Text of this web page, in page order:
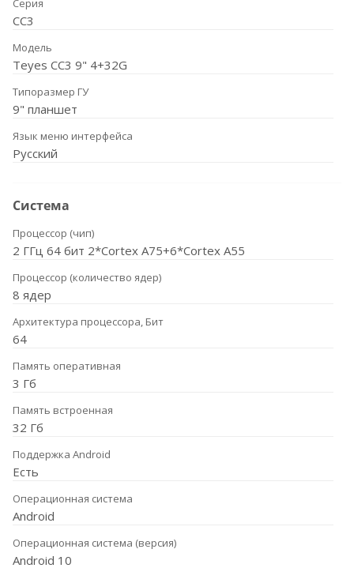
Серия
CC3
Модель
Teyes CC3 9" 4+32G
Типоразмер ГУ
9" планшет
Язык меню интерфейса
Русский
Система
Процессор (чип)
2 ГГц 64 бит 2*Cortex A75+6*Cortex A55
Процессор (количество ядер)
8 ядер
Архитектура процессора, Бит
64
Память оперативная
3 Гб
Память встроенная
32 Гб
Поддержка Android
Есть
Операционная система
Android
Операционная система (версия)
Android 10